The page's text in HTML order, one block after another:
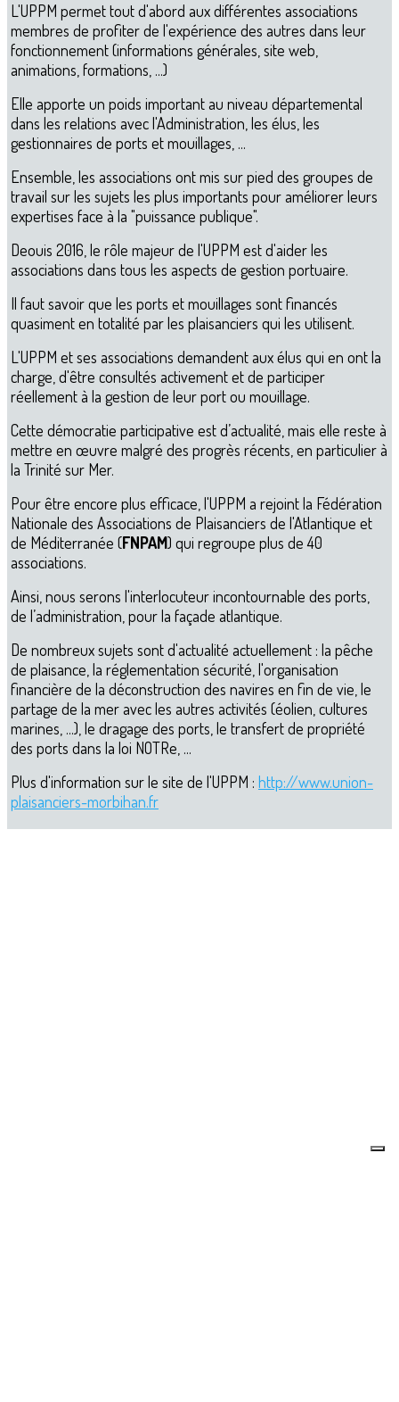
L'UPPM permet tout d'abord aux différentes associations
membres de profiter de l'expérience des autres dans leur
fonctionnement (informations générales, site web,
animations, formations, ...)
Elle apporte un poids important au niveau départemental
dans les relations avec l'Administration, les élus, les
gestionnaires de ports et mouillages, ...
Ensemble, les associations ont mis sur pied des groupes de
travail sur les sujets les plus importants pour améliorer leurs
expertises face à la "puissance publique".
Deouis 2016, le rôle majeur de l'UPPM est d'aider les
associations dans tous les aspects de gestion portuaire.
Il faut savoir que les ports et mouillages sont financés
quasiment en totalité par les plaisanciers qui les utilisent.
L'UPPM et ses associations demandent aux élus qui en ont la
charge, d'être consultés activement et de participer
réellement à la gestion de leur port ou mouillage.
Cette démocratie participative est d’actualité, mais elle reste à
mettre en œuvre malgré des progrès récents, en particulier à
la Trinité sur Mer.
Pour être encore plus efficace, l'UPPM a rejoint la Fédération
Nationale des Associations de Plaisanciers de l'Atlantique et
de Méditerranée (FNPAM) qui regroupe plus de 40
associations.
Ainsi, nous serons l'interlocuteur incontournable des ports,
de l’administration, pour la façade atlantique.
De nombreux sujets sont d'actualité actuellement : la pêche
de plaisance, la réglementation sécurité, l'organisation
financière de la déconstruction des navires en fin de vie, le
partage de la mer avec les autres activités (éolien, cultures
marines, ...), le dragage des ports, le transfert de propriété
des ports dans la loi NOTRe, ...
Plus d'information sur le site de l'UPPM : http://www.union-
plaisanciers-morbihan.fr